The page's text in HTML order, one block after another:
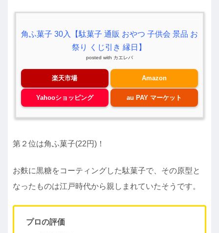
角ふ菓子 30入【駄菓子 通販 おやつ 子供会 景品 お
祭り くじ引き 縁日】
posted with カエレバ
楽天市場 Amazon
Yahooショッピング au PAY マーケット
第２位は角ふ菓子(22円)！
お麩に黒糖をコーティングした駄菓子で、その原型と
なったものは江戸時代から親しまれていたそうです。
プロの評価